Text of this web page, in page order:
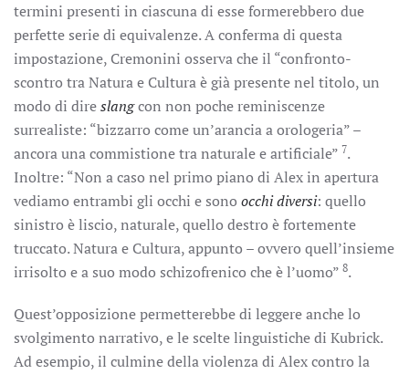
termini presenti in ciascuna di esse formerebbero due
perfette serie di equivalenze. A conferma di questa
impostazione, Cremonini osserva che il “confronto-
scontro tra Natura e Cultura è già presente nel titolo, un
modo di direslangcon non poche reminiscenze
surrealiste: “bizzarro come un’arancia a orologeria” –
ancora una commistione tra naturale e artificiale” 7.
Inoltre: “Non a caso nel primo piano di Alex in apertura
vediamo entrambi gli occhi e sono occhi diversi: quello
sinistro è liscio, naturale, quello destro è fortemente
truccato. Natura e Cultura, appunto – ovvero quell’insieme
irrisolto e a suo modo schizofrenico che è l’uomo” 8.
Quest’opposizione permetterebbe di leggere anche lo
svolgimento narrativo, e le scelte linguistiche di Kubrick.
Ad esempio, il culmine della violenza di Alex contro la